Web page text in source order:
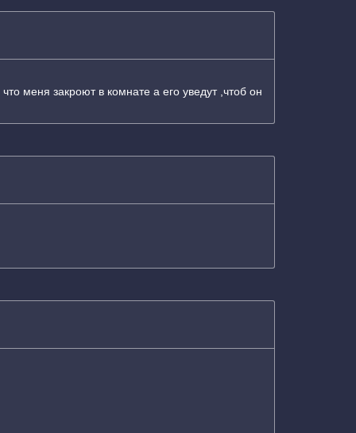
меня закроют в комнате а его уведут ,чтоб он